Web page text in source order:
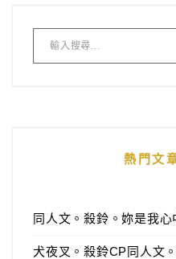
熱門文
同人文。殺鈴。妳是我心
犬夜叉。殺鈴CP同人文